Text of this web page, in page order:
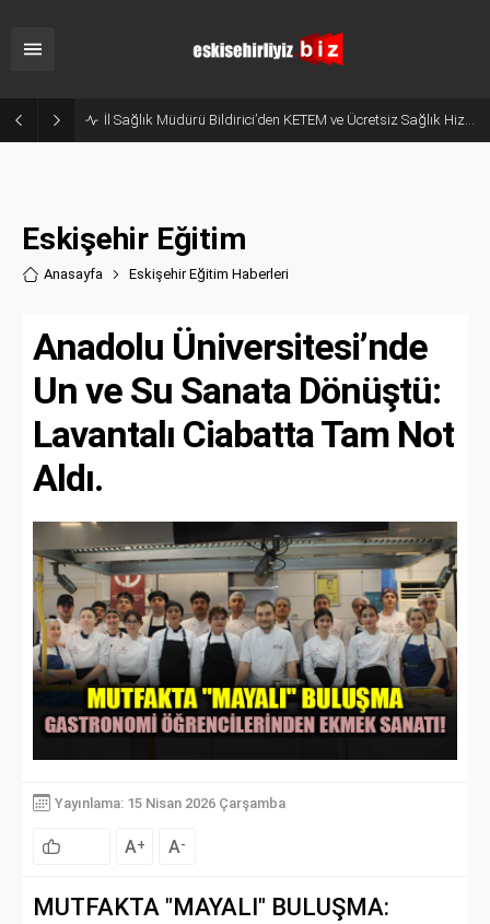
Hani Eskişehir Kaleydi? Yeni Parti’ye Geçişte Hesaplar Tutmadı!
Eskişehir Eğitim
Anasayfa Eskişehir Eğitim Haberleri
Anadolu Üniversitesi’nde
Un ve Su Sanata Dönüştü:
Lavantalı Ciabatta Tam Not
Aldı.
Yayınlama: 15 Nisan 2026 Çarşamba
A+ A-
MUTFAKTA "MAYALI" BULUŞMA: